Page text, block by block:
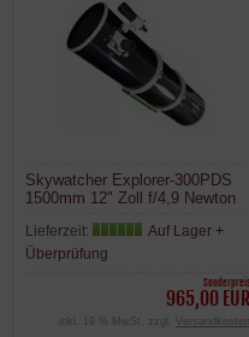
Skywatcher Explorer-300PDS
1500mm 12" Zoll f/4,9 Newton
Lieferzeit:
Auf Lager +
Überprüfung
Sonderpreis
965,00 EUR
inkl. 19 % MwSt. zzgl. Versandkosten